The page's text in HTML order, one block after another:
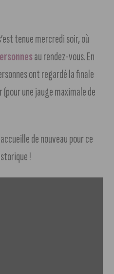
tenue mercredi soir, où
au rendez-vous. En
ont regardé la finale
une jauge maximale de
de nouveau pour ce
!